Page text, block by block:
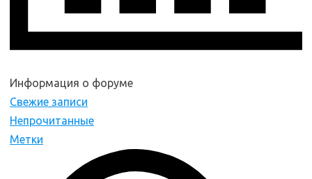
Информация о форуме
Свежие записи
Непрочитанные
Метки